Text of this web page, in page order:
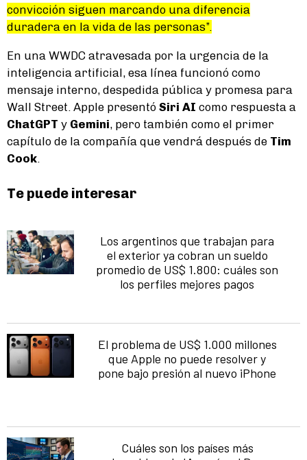
convicción siguen marcando una diferencia
duradera en la vida de las personas”.
En una WWDC atravesada por la urgencia de la
inteligencia artificial, esa línea funcionó como
mensaje interno, despedida pública y promesa para
Wall Street. Apple presentó Siri AI como respuesta a
ChatGPT y Gemini, pero también como el primer
capítulo de la compañía que vendrá después de Tim
Cook
Te puede interesar
Los argentinos que trabajan para
el exterior ya cobran un sueldo
promedio de US$ 1.800: cuáles son
los perfiles mejores pagos
El problema de US$ 1.000 millones
que Apple no puede resolver y
pone bajo presión al nuevo iPhone
Cuáles son los países más